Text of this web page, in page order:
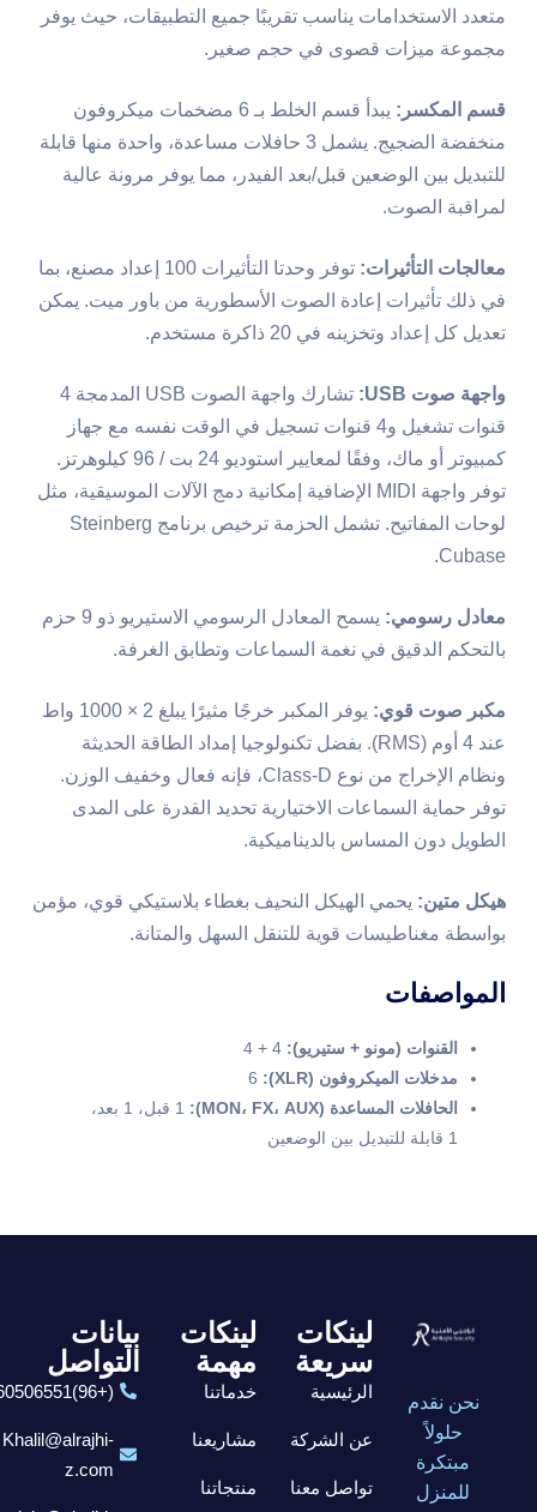
متعدد الاستخدامات يناسب تقريبًا جميع التطبيقات، حيث يوفر
مجموعة ميزات قصوى في حجم صغير.
قسم المكسر:
يبدأ قسم الخلط بـ 6 مضخمات ميكروفون
منخفضة الضجيج. يشمل 3 حافلات مساعدة، واحدة منها قابلة
للتبديل بين الوضعين قبل/بعد الفيدر، مما يوفر مرونة عالية
لمراقبة الصوت.
معالجات التأثيرات:
توفر وحدتا التأثيرات 100 إعداد مصنع، بما
في ذلك تأثيرات إعادة الصوت الأسطورية من باور ميت. يمكن
تعديل كل إعداد وتخزينه في 20 ذاكرة مستخدم.
واجهة صوت USB:
تشارك واجهة الصوت USB المدمجة 4
قنوات تشغيل و4 قنوات تسجيل في الوقت نفسه مع جهاز
كمبيوتر أو ماك، وفقًا لمعايير استوديو 24 بت / 96 كيلوهرتز.
توفر واجهة MIDI الإضافية إمكانية دمج الآلات الموسيقية، مثل
لوحات المفاتيح. تشمل الحزمة ترخيص برنامج Steinberg
Cubase.
معادل رسومي:
يسمح المعادل الرسومي الاستيريو ذو 9 حزم
بالتحكم الدقيق في نغمة السماعات وتطابق الغرفة.
مكبر صوت قوي:
يوفر المكبر خرجًا مثيرًا يبلغ 2 × 1000 واط
عند 4 أوم (RMS). بفضل تكنولوجيا إمداد الطاقة الحديثة
ونظام الإخراج من نوع Class-D، فإنه فعال وخفيف الوزن.
توفر حماية السماعات الاختيارية تحديد القدرة على المدى
الطويل دون المساس بالديناميكية.
هيكل متين: يحمي الهيكل النحيف بغطاء بلاستيكي قوي، مؤمن
بواسطة مغناطيسات قوية للتنقل السهل والمتانة.
المواصفات
القنوات (مونو + ستيريو): 4 + 4
مدخلات الميكروفون (XLR):
الحافلات المساعدة (MON، FX، AUX):
1 قبل، 1 بعد،
1 قابلة للتبديل بين الوضعين
نحن نقدم
حلولاً
مبتكرة
للمنزل
لينكات
سريعة
الرئيسية
عن الشركة
تواصل معنا
لينكات
مهمة
خدماتنا
مشاريعنا
منتجاتنا
بيانات
التواصل
(+96)6560506551
Khalil@alrajhi-
z.com